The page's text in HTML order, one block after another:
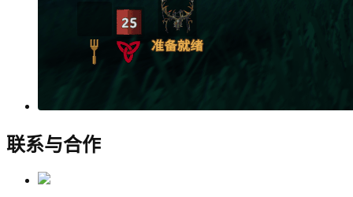
联系与合作